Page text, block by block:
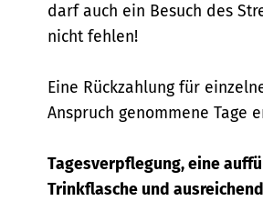
darf auch ein Besuch des
nicht fehlen!
Eine Rückzahlung für
Anspruch genommene Tage
Tagesverpflegung, eine
Trinkflasche und